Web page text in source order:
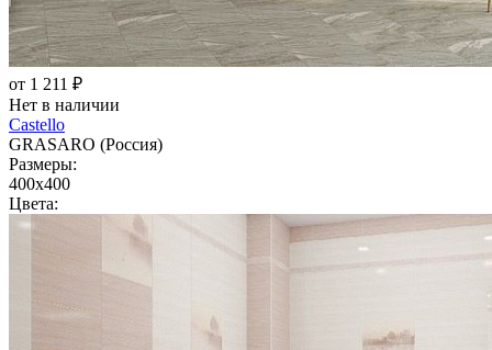
от 1 211 ₽
Нет в наличии
Castello
GRASARO (Россия)
Размеры:
400x400
Цвета: